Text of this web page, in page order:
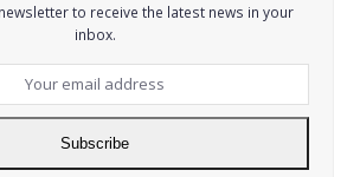
to receive the latest news in your
inbox.
Subscribe